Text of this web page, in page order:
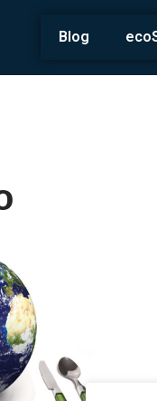
Blog